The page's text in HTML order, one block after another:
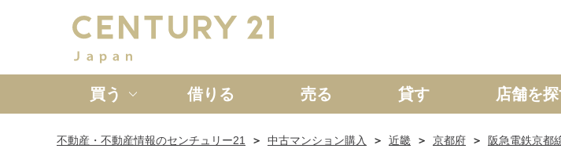
買う
新築一戸建て 中古一戸建て マンション 土
借りる 売る 貸す 店舗を
不動産・不動産情報のセンチュリー21 中古マンション購入 近畿 京都府 阪急電鉄京都